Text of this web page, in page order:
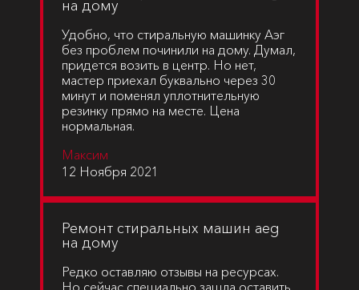
на дому
Удобно, что стиральную машинку Аэг
без проблем починили на дому. Думал,
придется возить в центр. Но нет,
мастер приехал буквально через 30
минут и поменял уплотнительную
резинку прямо на месте. Цена
нормальная.
Максим
12 Ноября 2021
Ремонт стиральных машин aeg
на дому
Редко оставляю отзывы на ресурсах.
Но сейчас специально зашла оставить